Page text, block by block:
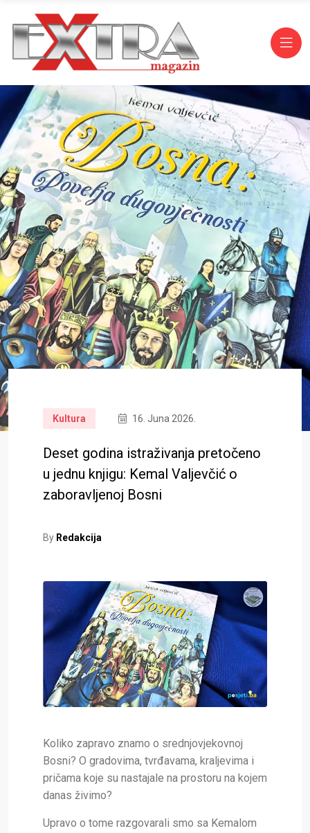
Kultura 16. Juna 2026.
Deset godina istraživanja pretočeno
u jednu knjigu: Kemal Valjevčić o
zaboravljenoj Bosni
By Redakcija
Koliko zapravo znamo o srednjovjekovnoj
Bosni? O gradovima, tvrđavama, kraljevima i
pričama koje su nastajale na prostoru na kojem
danas živimo?
Upravo o tome razgovarali smo sa Kemalom